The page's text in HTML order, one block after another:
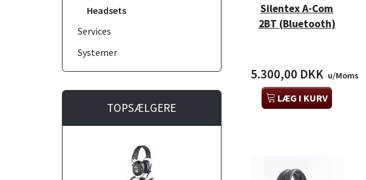
Headsets
Services
Systemer
TOPSÆLGERE
Silentex A-Com
2BT (Bluetooth)
5.300,00 DKK u/Moms
LÆG I KURV